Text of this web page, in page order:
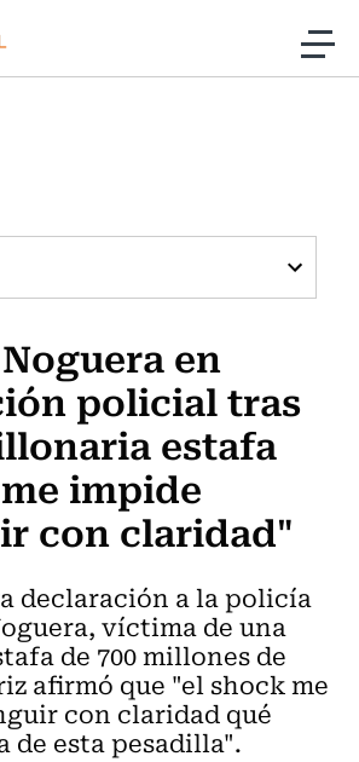
al contenido
y TV Usach
en
policial tras
estafa
impide
con claridad"
declaración a la policía
víctima de una
de 700 millones de
afirmó que "el shock me
con claridad qué
de esta pesadilla".